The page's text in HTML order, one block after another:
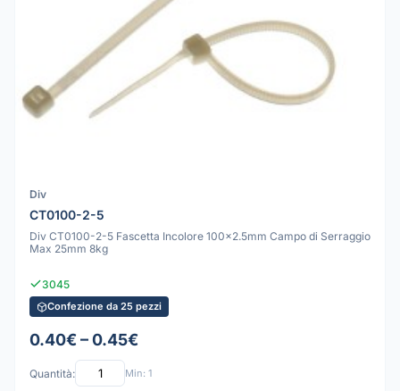
Div
CT0100-2-5
Div CT0100-2-5 Fascetta Incolore 100x2.5mm Campo di Serraggio
Max 25mm 8kg
3045
Confezione da 25 pezzi
0.40€ – 0.45€
Quantità: Min: 1